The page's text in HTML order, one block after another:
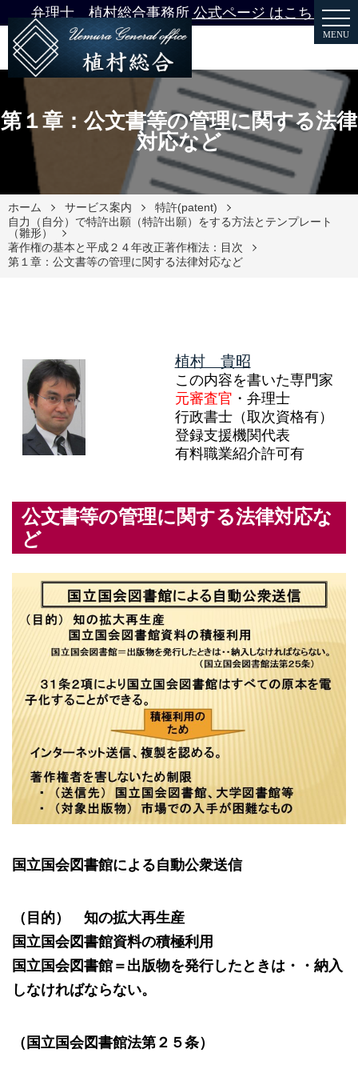
弁理士 植村総合事務所 公式ページ はこちら
MENU
第１章：公文書等の管理に関する法律
対応など
ホーム サービス案内
特許(patent)
自力（自分）で特許出願（特許出願）をする方法とテンプレート
（雛形）
著作権の基本と平成２４年改正著作権法：目次
第１章：公文書等の管理に関する法律対応など
植村 貴昭
この内容を書いた専門家
元審査官 ・弁理士
行政書士（取次資格有）
登録支援機関代表
有料職業紹介許可有
公文書等の管理に関する法律対応な
ど
国立国会図書館による自動公衆送信
（目的） 知の拡大再生産
国立国会図書館資料の積極利用
国立国会図書館＝出版物を発行したときは・・納入
しなければならない。
（国立国会図書館法第２５条）